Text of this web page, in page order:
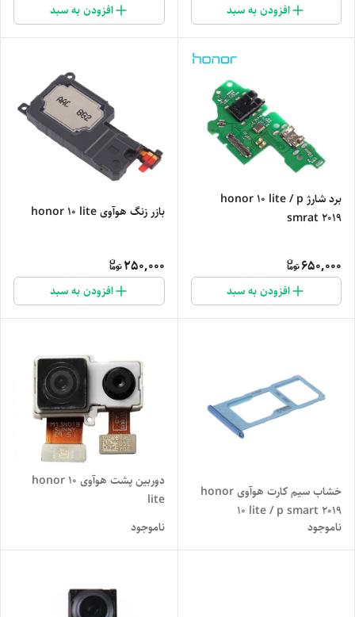
افزودن به سبد افزودن به سبد
برد شارژ honor 10 lite / p
smrat 2019
650,000
افزودن به سبد
بازر زنگ هوآوی honor 10 lite
250,000
افزودن به سبد
خشاب سیم کارت هوآوی honor
10 lite / p smart 2019
ناموجود
دوربین پشت هوآوی honor 10
lite
ناموجود